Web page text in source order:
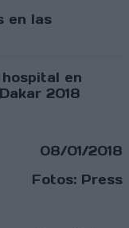
en las
08/01/2018
Fotos: Press